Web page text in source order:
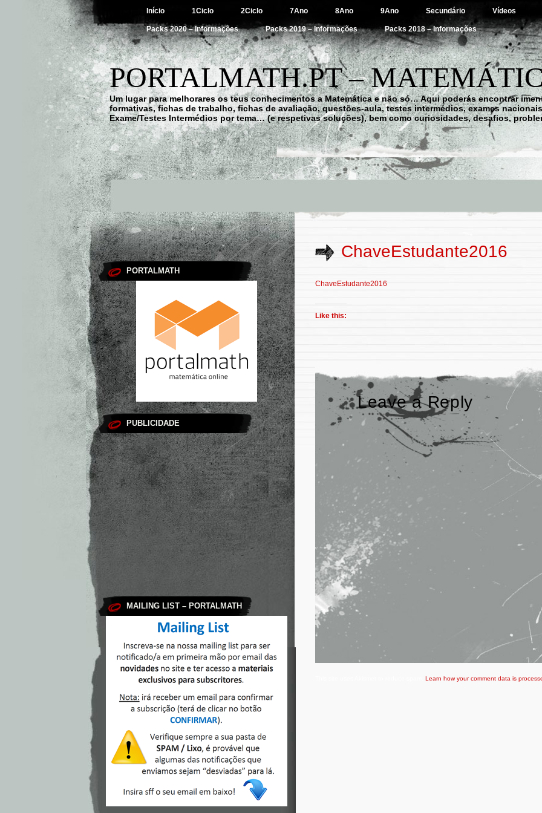
Início 1Ciclo 2Ciclo 7Ano 8Ano 9Ano Secundário Vídeos
Packs 2020 – Informações Packs 2019 – Informações Packs 2018 – Informações
PORTALMATH.PT –
Um lugar para melhorares os teus conhecimentos a Matemática e não só… Aqui poderás encontrar
formativas, fichas de trabalho, fichas de avaliação, questões-aula, testes intermédios, exames
Exame/Testes Intermédios por tema… (e respetivas soluções), bem como curiosidades, desafios,
PORTALMATH
PUBLICIDADE
MAILING LIST – PORTALMATH
ChaveEstudante2016
ChaveEstudante2016
Like this:
Leave a Reply
Learn how your comment data is